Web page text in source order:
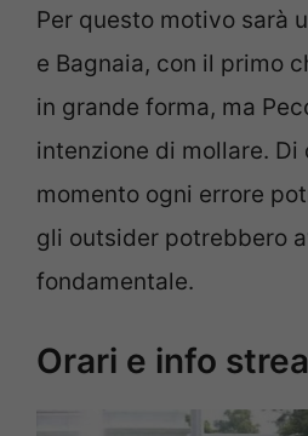
Per questo motivo sarà
e Bagnaia, con il primo
in grande forma, ma
intenzione di mollare.
momento ogni errore
gli outsider potrebbero
fondamentale.
Orari e info